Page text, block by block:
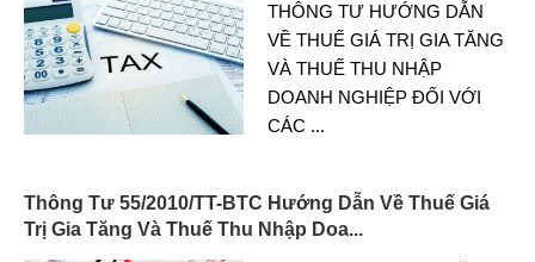
THÔNG TƯ HƯỚNG DẪN
VỀ THUẾ GIÁ TRỊ GIA TĂNG
VÀ THUẾ THU NHẬP
DOANH NGHIỆP ĐỐI VỚI
CÁC ...
Thông Tư 55/2010/TT-BTC Hướng Dẫn Về Thuế Giá
Trị Gia Tăng Và Thuế Thu Nhập Doa...